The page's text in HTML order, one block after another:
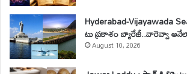
Hyderabad-Vijayawada
టు ప్రకాశం బ్యారేజీ..వారెవ్వా అనేలా
August 10, 2026